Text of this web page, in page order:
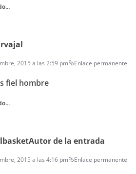
2015 a las 2:59 pm Enlace permanente
fiel hombre
Autor de la entrada
2015 a las 4:16 pm Enlace permanente